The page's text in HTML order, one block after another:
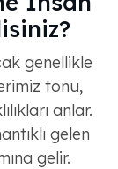
genellikle
tonu,
anlar.
gelen
gelir.